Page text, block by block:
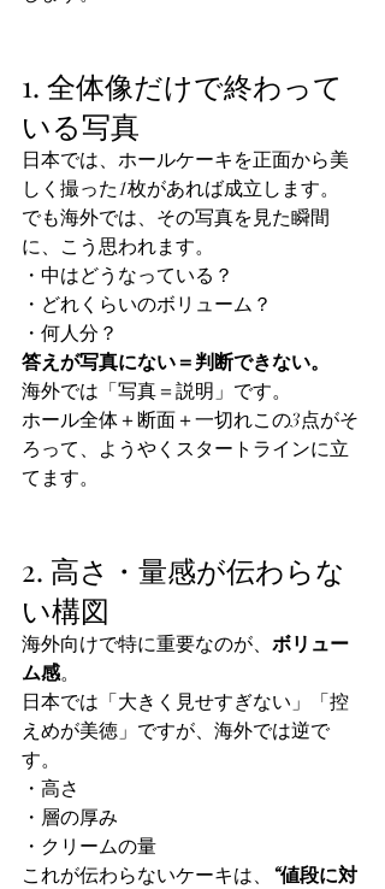
1. 全体像だけで終わって
いる写真
日本では、ホールケーキを正面から美
しく撮った1枚があれば成立します。
でも海外では、その写真を見た瞬間
に、こう思われます。
・中はどうなっている？
・どれくらいのボリューム？
・何人分？
答えが写真にない＝判断できない。
海外では「写真＝説明」です。
ホール全体＋断面＋一切れこの3点がそ
ろって、ようやくスタートラインに立
てます。
2. 高さ・量感が伝わらな
い構図
海外向けで特に重要なのが、 ボリュー
ム感。
日本では「大きく見せすぎない」「控
えめが美徳」ですが、海外では逆で
す。
・高さ
・層の厚み
・クリームの量
これが伝わらないケーキは、 “値段に対